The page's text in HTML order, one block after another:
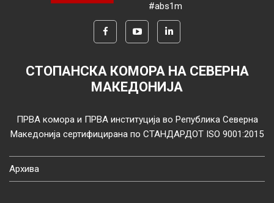
#abs1m
СТОПАНСКА КОМОРА НА СЕВЕРНА
МАКЕДОНИЈА
ПРВА комора и ПРВА институција во Република Северна
Македонија сертифицирана по СТАНДАРДОТ ISO 9001:2015
Архива